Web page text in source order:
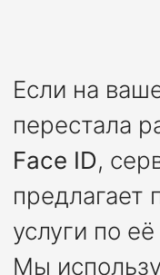
Если на
перестала
Face ID,
предлагает
услуги по
Мы